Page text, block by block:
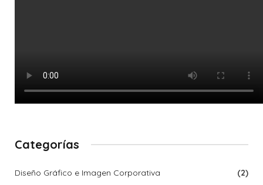
Categorías
Diseño Gráfico e Imagen Corporativa
(2)